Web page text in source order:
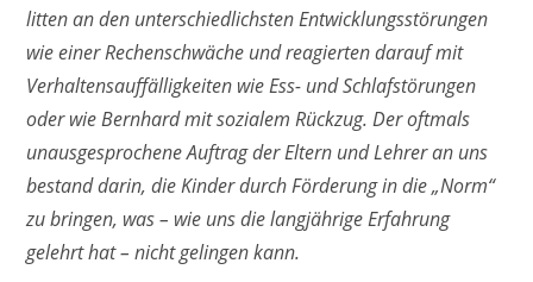
litten an den unterschiedlichsten Entwicklungsstörungen
wie einer Rechenschwäche und reagierten darauf mit
Verhaltensauffälligkeiten wie Ess- und Schlafstörungen
oder wie Bernhard mit sozialem Rückzug. Der oftmals
unausgesprochene Auftrag der Eltern und Lehrer an uns
bestand darin, die Kinder durch Förderung in die „Norm“
zu bringen, was – wie uns die langjährige Erfahrung
gelehrt hat – nicht gelingen kann.